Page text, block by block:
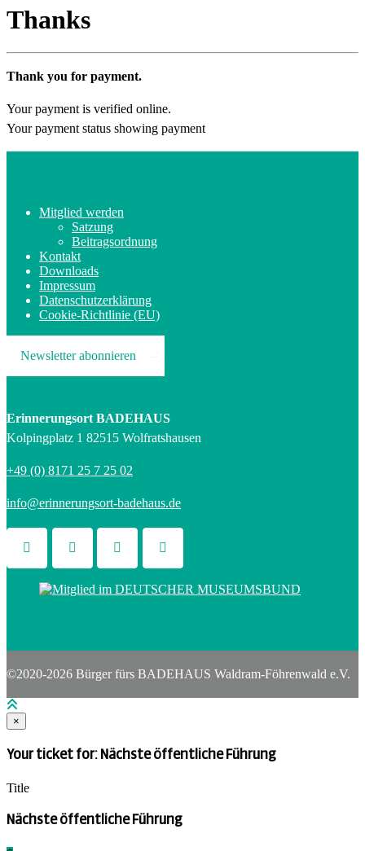
Thanks
Thank you for payment.
Your payment is verified online.
Your payment status showing payment
Mitglied werden
Satzung
Beitragsordnung
Kontakt
Downloads
Impressum
Datenschutzerklärung
Cookie-Richtlinie (EU)
Newsletter abonnieren
Erinnerungsort BADEHAUS
Kolpingplatz 1 82515 Wolfratshausen
+49 (0) 8171 25 7 25 02
info@erinnerungsort-badehaus.de
©2020-2026 Bürger fürs BADEHAUS Waldram-Föhrenwald e.V.
×
Your ticket for: Nächste öffentliche Führung
Title
Nächste öffentliche Führung